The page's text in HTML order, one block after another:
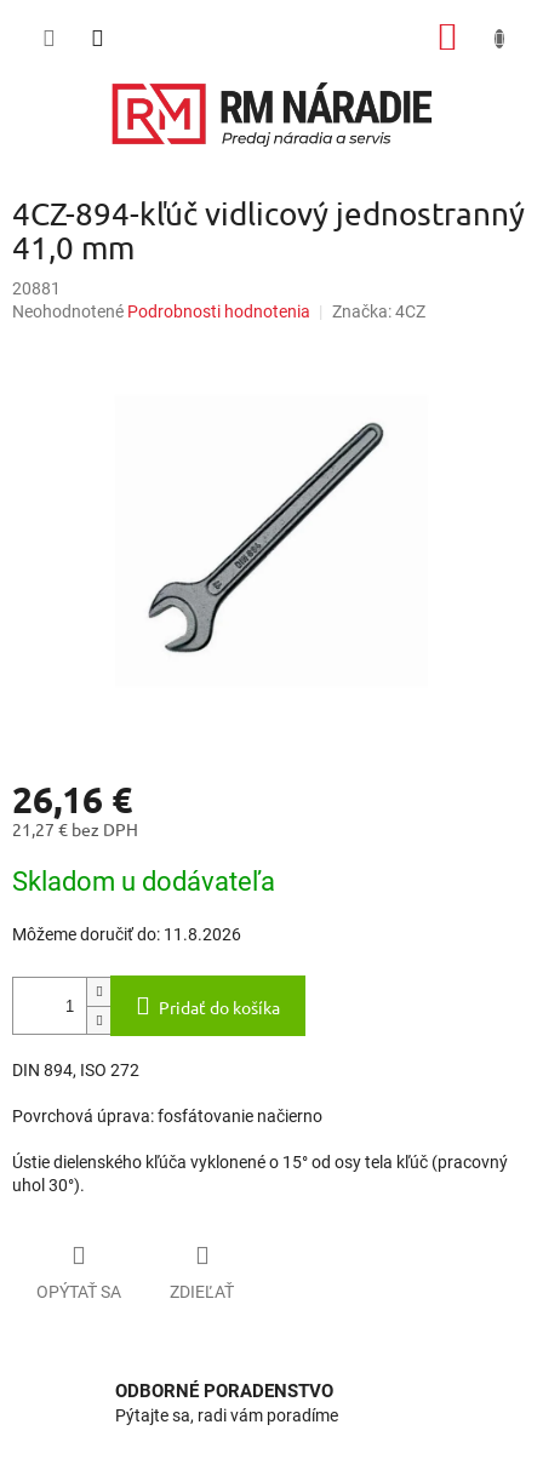
4CZ-894-kľúč vidlicový jednostranný
41,0 mm
20881
Priemerné
Neohodnotené Podrobnosti hodnotenia Značka:4CZ
26,16 €
21,27 € bez DPH
cena:
Skladom u dodávateľa
Môžeme doručiť do: 11.8.2026
Pridať do košíka
DIN 894, ISO 272
Povrchová úprava: fosfátovanie načierno
Ústie dielenského kľúča vyklonené o 15° od osy tela kľúč (pracovný
uhol 30°).
OPÝTAŤ SA ZDIEĽAŤ
ODBORNÉ PORADENSTVO
Pýtajte sa, radi vám poradíme